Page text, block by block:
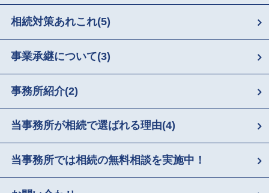
相続対策あれこれ(5)
事業承継について(3)
事務所紹介(2)
当事務所が相続で選ばれる理由(4)
当事務所では相続の無料相談を実施中！